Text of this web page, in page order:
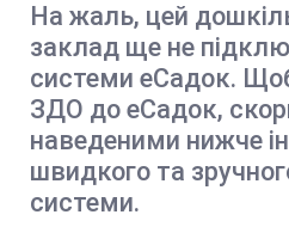
На жаль, цей
заклад ще не
системи еСадок.
ЗДО до еСадок,
наведеними нижче
швидкого та
системи.